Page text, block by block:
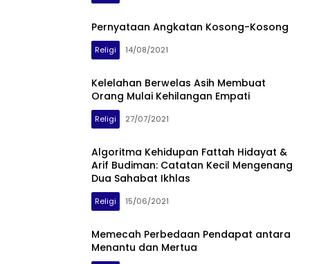
Pernyataan Angkatan Kosong-Kosong
Religi 14/08/2021
Kelelahan Berwelas Asih Membuat
Orang Mulai Kehilangan Empati
Religi 27/07/2021
Algoritma Kehidupan Fattah Hidayat &
Arif Budiman: Catatan Kecil Mengenang
Dua Sahabat Ikhlas
Religi 15/06/2021
Memecah Perbedaan Pendapat antara
Menantu dan Mertua